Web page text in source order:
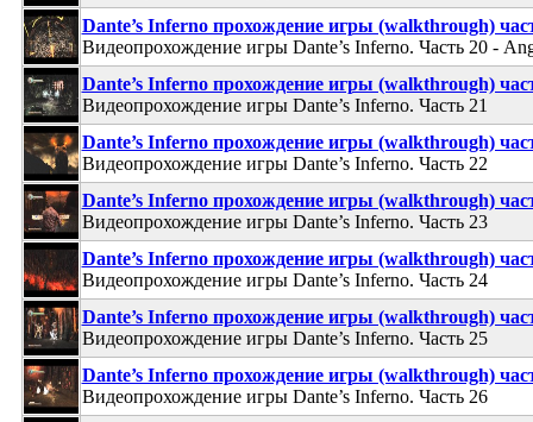
Dante’s Inferno прохождение игры (walkthrough)
Видеопрохождение игры Dante’s Inferno. Часть 20 -
Dante’s Inferno прохождение игры (walkthrough)
Видеопрохождение игры Dante’s Inferno. Часть 21
Dante’s Inferno прохождение игры (walkthrough)
Видеопрохождение игры Dante’s Inferno. Часть 22
Dante’s Inferno прохождение игры (walkthrough)
Видеопрохождение игры Dante’s Inferno. Часть 23
Dante’s Inferno прохождение игры (walkthrough)
Видеопрохождение игры Dante’s Inferno. Часть 24
Dante’s Inferno прохождение игры (walkthrough)
Видеопрохождение игры Dante’s Inferno. Часть 25
Dante’s Inferno прохождение игры (walkthrough)
Видеопрохождение игры Dante’s Inferno. Часть 26